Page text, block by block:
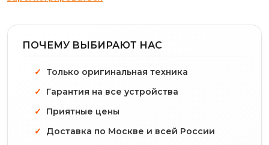
ПОЧЕМУ ВЫБИРАЮТ НАС
Только оригинальная техника
Гарантия на все устройства
Приятные цены
Доставка по Москве и всей России